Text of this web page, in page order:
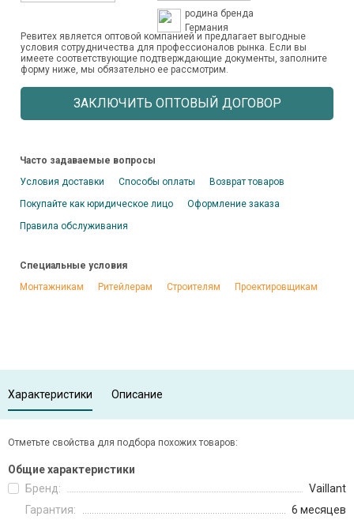
родина бренда
Германия
Ревитех является оптовой компанией и предлагает выгодные
условия сотрудничества для профессионалов рынка. Если вы
имеете соответствующие подтверждающие документы, заполните
форму ниже, мы обязательно ее рассмотрим.
ЗАКЛЮЧИТЬ ОПТОВЫЙ ДОГОВОР
Часто задаваемые вопросы
Условия доставки
Способы оплаты
Возврат товаров
Покупайте как юридическое лицо
Оформление заказа
Правила обслуживания
Специальные условия
Монтажникам
Ритейлерам Строителям Проектировщикам
Характеристики Описание
Отметьте свойства для подбора похожих товаров:
Общие характеристики
Бренд:
Vaillant
Гарантия:
6 месяцев